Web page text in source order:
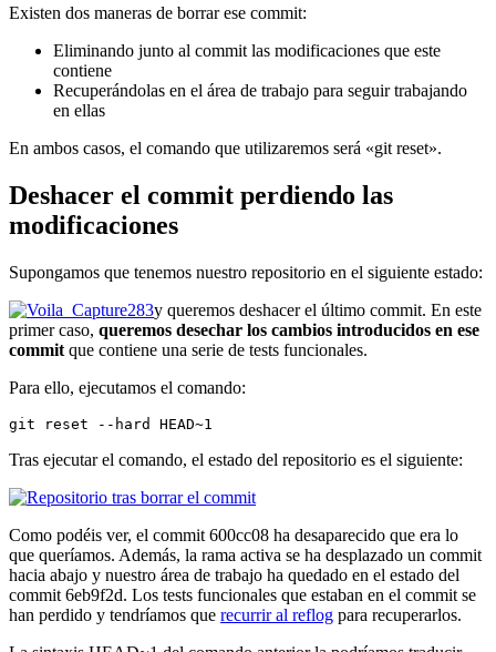
Existen dos maneras de borrar ese commit:
Eliminando junto al commit las modificaciones que este
contiene
Recuperándolas en el área de trabajo para seguir trabajando
en ellas
En ambos casos, el comando que utilizaremos será «git reset».
Deshacer el commit perdiendo las
modificaciones
Supongamos que tenemos nuestro repositorio en el siguiente estado:
y queremos deshacer el último commit. En este
primer caso, queremos desechar los cambios introducidos en ese
commit que contiene una serie de tests funcionales.
Para ello, ejecutamos el comando:
git reset --hard HEAD~1
Tras ejecutar el comando, el estado del repositorio es el siguiente:
Como podéis ver, el commit 600cc08 ha desaparecido que era lo
que queríamos. Además, la rama activa se ha desplazado un commit
hacia abajo y nuestro área de trabajo ha quedado en el estado del
commit 6eb9f2d. Los tests funcionales que estaban en el commit se
han perdido y tendríamos que recurrir al reflog para recuperarlos.